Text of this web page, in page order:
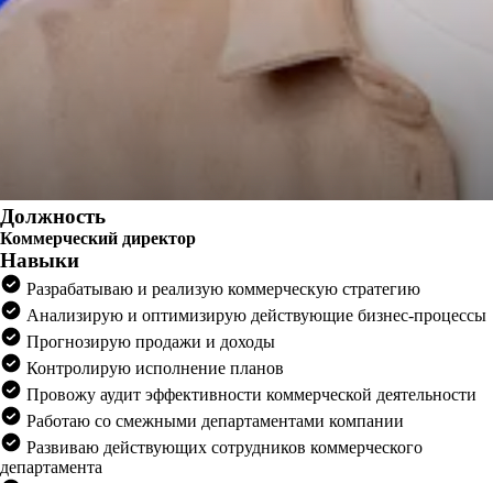
Должность
Коммерческий директор
Навыки
Разрабатываю и реализую коммерческую стратегию
Анализирую и оптимизирую действующие бизнес-процессы
Прогнозирую продажи и доходы
Контролирую исполнение планов
Провожу аудит эффективности коммерческой деятельности
Работаю со смежными департаментами компании
Развиваю действующих сотрудников коммерческого
департамента